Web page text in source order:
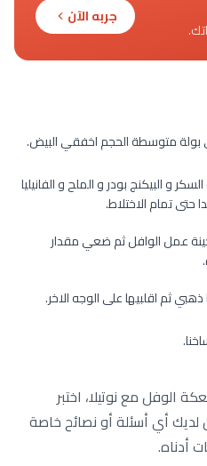
جربه الآن
متوسطة الحجم اخفقي البيض.
و البيكنج بودر و الملح و الفانيليا
حتى تمام الاختلاط.
عمل الوافل ثم ضعي مقدار
ثم اقلبيها على الوجه الاخر.
الوفل مع نوتيلا، اختبر
لديك أي أسئلة أو نصائح خاصة
أدناه.